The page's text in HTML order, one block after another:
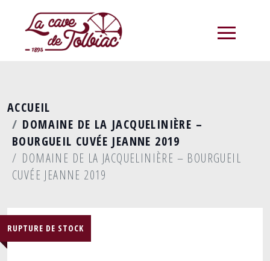
ACCUEIL
DOMAINE DE LA JACQUELINIÈRE –
BOURGUEIL CUVÉE JEANNE 2019
DOMAINE DE LA JACQUELINIÈRE – BOURGUEIL
CUVÉE JEANNE 2019
RUPTURE DE STOCK